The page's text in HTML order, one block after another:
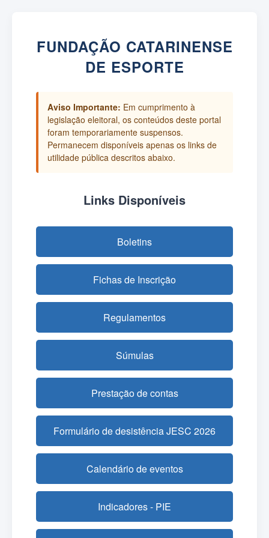
FUNDAÇÃO CATARINENSE
DE ESPORTE
Aviso Importante: Em cumprimento à
legislação eleitoral, os conteúdos deste portal
foram temporariamente suspensos.
Permanecem disponíveis apenas os links de
utilidade pública descritos abaixo.
Links Disponíveis
Boletins
Fichas de Inscrição
Regulamentos
Súmulas
Prestação de contas
Formulário de desistência JESC 2026
Calendário de eventos
Indicadores - PIE